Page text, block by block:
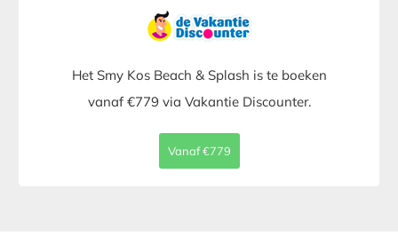
Het Smy Kos Beach & Splash is te boeken
vanaf €779 via Vakantie Discounter.
Vanaf €779